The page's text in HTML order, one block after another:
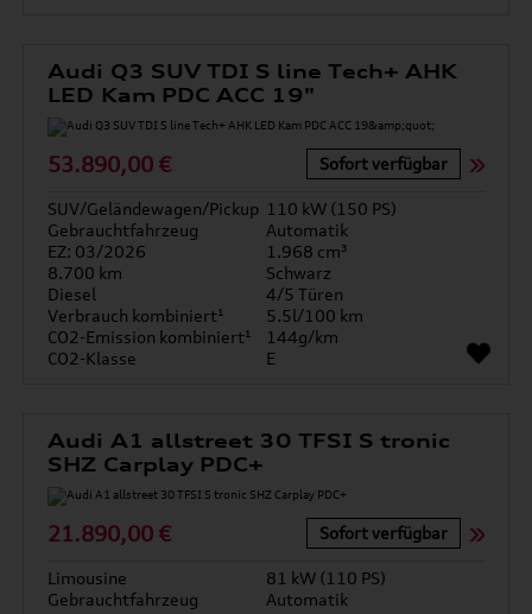
Audi Q3 SUV TDI S line Tech+ AHK
LED Kam PDC ACC 19"
53.890,00 € Sofort verfügbar
SUV/Geländewagen/Pickup 110 kW (150 PS)
Gebrauchtfahrzeug
Automatik
EZ: 03/2026
1.968 cm³
8.700 km
Schwarz
Diesel
4/5 Türen
Verbrauch kombiniert¹
5.5l/100 km
CO2-Emission kombiniert¹
144g/km
CO2-Klasse
E
Audi A1 allstreet 30 TFSI S tronic
SHZ Carplay PDC+
21.890,00 € Sofort verfügbar
Limousine
81 kW (110 PS)
Gebrauchtfahrzeug
Automatik